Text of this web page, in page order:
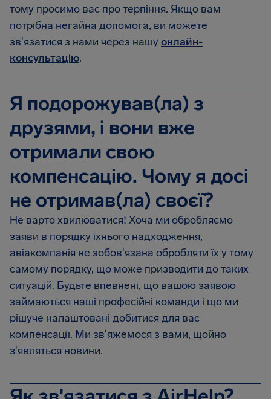
тому просимо вас про терпіння. Якщо вам
потрібна негайна допомога, ви можете
зв'язатися з нами через нашуонлайн-
консультацію.
Я подорожував(ла) з
друзями, і вони вже
отримали свою
компенсацію. Чому я досі
не отримав(ла) своєї?
Не варто хвилюватися! Хоча ми обробляємо
заяви в порядку їхнього надходження,
авіакомпанія не зобов'язана обробляти їх у тому
самому порядку, що може призводити до таких
ситуацій. Будьте впевнені, що вашою заявою
займаються наші професійні команди і що ми
рішуче налаштовані добитися для вас
компенсації. Ми зв'яжемося з вами, щойно
з'являться новини.